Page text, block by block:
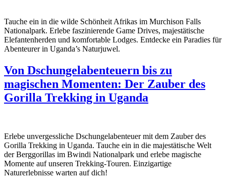
Tauche ein in die wilde Schönheit Afrikas im Murchison Falls
Nationalpark. Erlebe faszinierende Game Drives, majestätische
Elefantenherden und komfortable Lodges. Entdecke ein Paradies für
Abenteurer in Uganda’s Naturjuwel.
Von Dschungelabenteuern bis zu
magischen Momenten: Der Zauber des
Gorilla Trekking in Uganda
Erlebe unvergessliche Dschungelabenteuer mit dem Zauber des
Gorilla Trekking in Uganda. Tauche ein in die majestätische Welt
der Berggorillas im Bwindi Nationalpark und erlebe magische
Momente auf unseren Trekking-Touren. Einzigartige
Naturerlebnisse warten auf dich!